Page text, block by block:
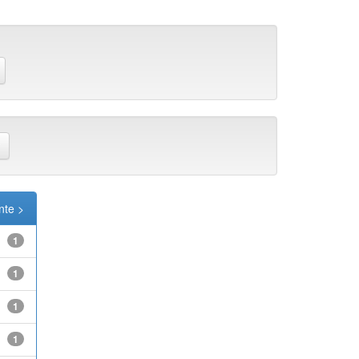
>
1
1
1
1